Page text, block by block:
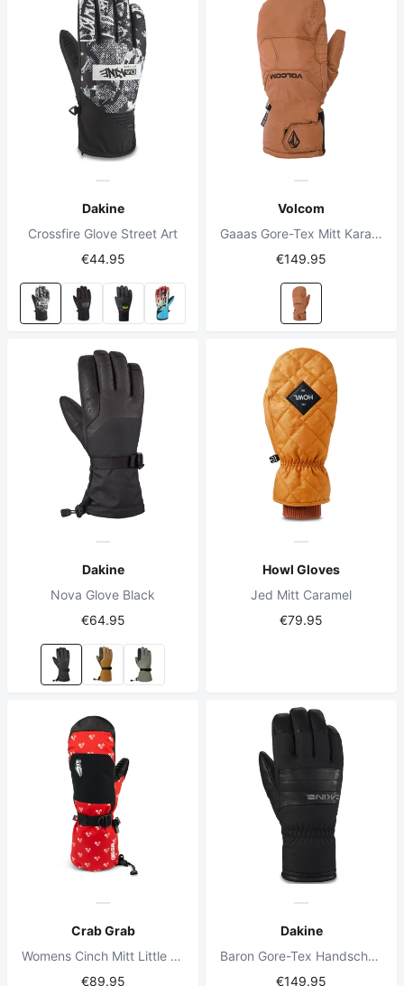
Dakine
Crossfire Glove Street Art
€44.95
Volcom
Gaaas Gore-Tex Mitt Karamell
€149.95
Dakine
Nova Glove Black
€64.95
Howl Gloves
Jed Mitt Caramel
€79.95
Crab Grab
Womens Cinch Mitt Little Flowers
€89.95
Dakine
Baron Gore-Tex Handschuh Schwarz
€149.95